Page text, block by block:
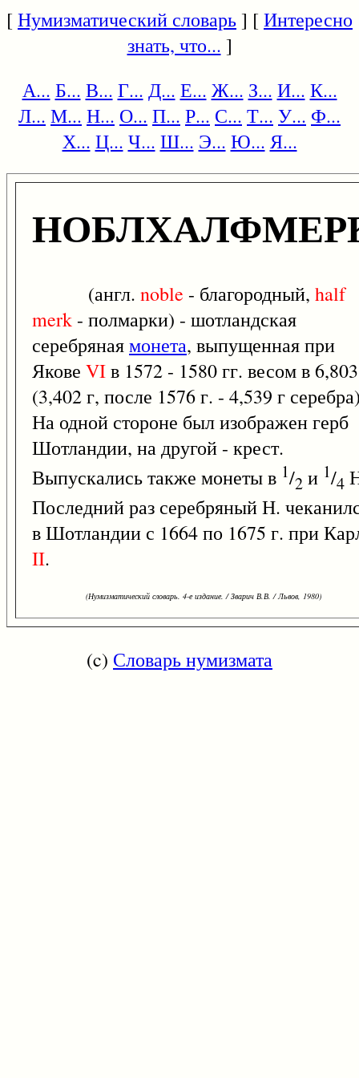
[Нумизматический словарь] [Интересно
знать, что... ]
А... Б... В... Г... Д... Е... Ж... З... И... К...
Л... М... Н... О... П... Р... С... Т... У... Ф...
Х... Ц... Ч... Ш... Э... Ю... Я...
(англ. noble - благородный, half
merk - полмарки) - шотландская
серебрянаямонета, выпущенная при
Якове VIв 1572 - 1580 гг. весом в
(3,402 г, после 1576 г. - 4,539 г
На одной стороне был изображен герб
Шотландии, на другой - крест.
Выпускались также монеты в 1/2 и 1/4
Последний раз серебряный Н.
в Шотландии с 1664 по 1675 г. при
II.
(Нумизматический словарь. 4-е издание. / Зварич В.В. / Львов, 1980)
(c) Словарь нумизмата